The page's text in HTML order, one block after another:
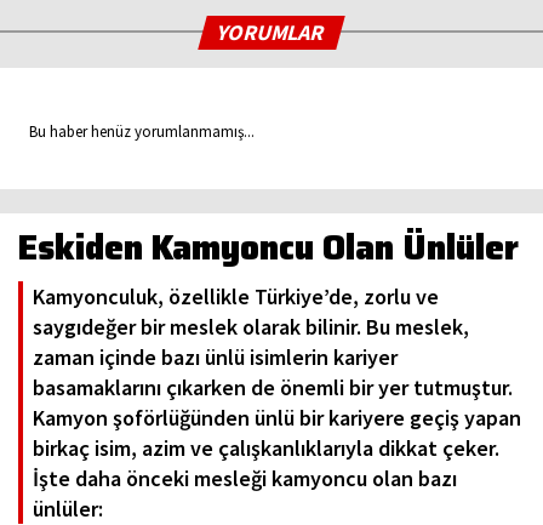
YORUMLAR
Bu haber henüz yorumlanmamış...
Eskiden Kamyoncu Olan Ünlüler
Kamyonculuk, özellikle Türkiye’de, zorlu ve
saygıdeğer bir meslek olarak bilinir. Bu meslek,
zaman içinde bazı ünlü isimlerin kariyer
basamaklarını çıkarken de önemli bir yer tutmuştur.
Kamyon şoförlüğünden ünlü bir kariyere geçiş yapan
birkaç isim, azim ve çalışkanlıklarıyla dikkat çeker.
İşte daha önceki mesleği kamyoncu olan bazı
ünlüler: